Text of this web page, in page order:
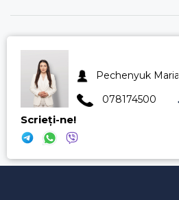
Pechenyuk Maria
078174500
Scrieți-ne!